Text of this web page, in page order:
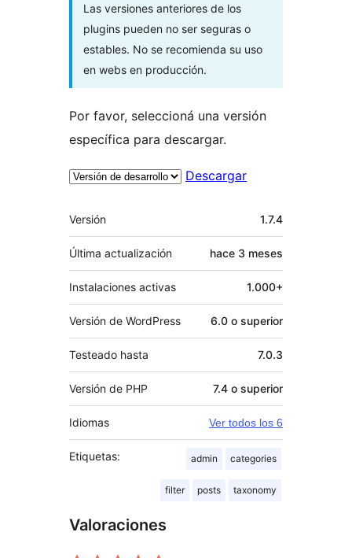
Las versiones anteriores de los
plugins pueden no ser seguras o
estables. No se recomienda su uso
en webs en producción.
Por favor, seleccioná una versión
específica para descargar.
Descargar
Meta
Versión 1.7.4
Última actualización hace 3 meses
Instalaciones activas 1.000+
Versión de WordPress 6.0 o superior
Testeado hasta 7.0.3
Versión de PHP 7.4 o superior
Idiomas Ver todos los 6
Etiquetas: admin categories
filter posts taxonomy
Valoraciones